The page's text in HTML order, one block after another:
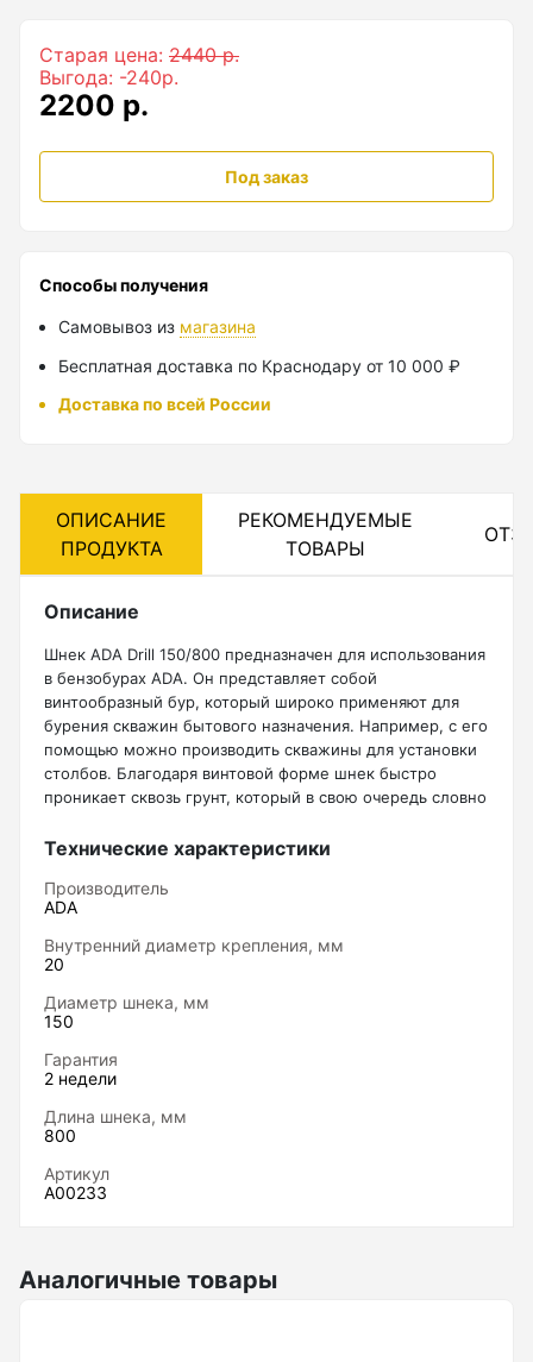
2200 р.
Старая цена: 2440 р.
Выгода: -240р.
Под заказ
Способы получения
Самовывоз из магазина
Бесплатная доставка по Краснодару от 10 000 ₽
Доставка по всей России
ОПИСАНИЕ
ПРОДУКТА
РЕКОМЕНДУЕМЫЕ
ТОВАРЫ
Описание
Шнек ADA Drill 150/800 предназначен для использования
в бензобурах ADA. Он представляет собой
винтообразный бур, который широко применяют для
бурения скважин бытового назначения. Например, с его
помощью можно производить скважины для установки
столбов. Благодаря винтовой форме шнек быстро
проникает сквозь грунт, который в свою очередь словно
необходимости шнек легко заменить.
Технические характеристики
Производитель
ADA
Внутренний диаметр крепления, мм
20
Диаметр шнека, мм
150
Гарантия
2 недели
Длина шнека, мм
800
Артикул
А00233
Аналогичные товары
Лазерный датчик расстояния
Дорожные колеса (курвиметры)
Аксессуары к дорожным колесам
Лазерные уровни
Лазерные уровни (с зеленым лучом)
Показать еще
Мотобуры
Аксессуары для мотобуров
Мотобуры
Шнек
Нивелиры
Нивелиры лазерные ротационные
Палетка для вертикального проектирования
Приборы контроля и диагностики